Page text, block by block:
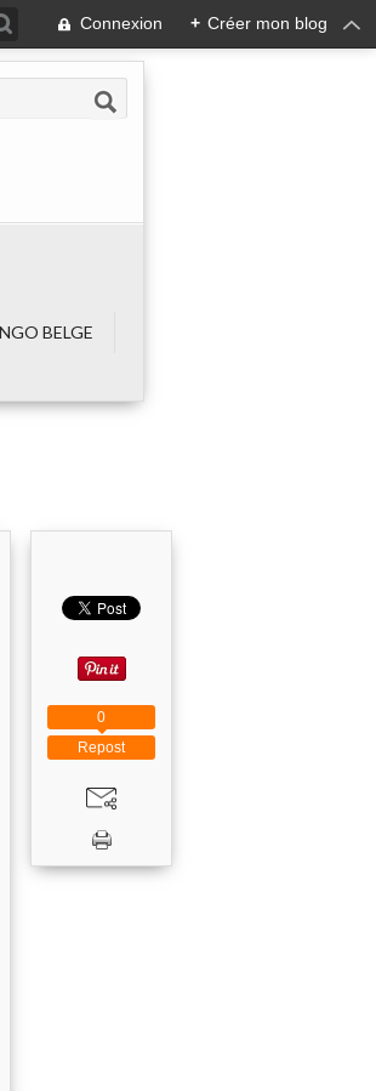
Connexion + Créer mon blog
BELGE
Repost
0